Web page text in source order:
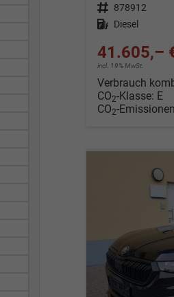
Fahrzeugnr. 878912
Kraftstoff Diesel
41.605,–
incl. 19% MwSt.
Verbrauch
CO2-Klasse: E
CO2-